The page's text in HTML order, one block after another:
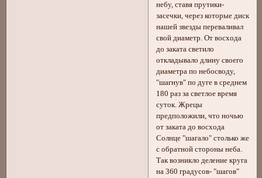
небу, ставя прутики-
засечки, через которые диск
нашей звезды переваливал
свой диаметр. От восхода
до заката светило
откладывало длину своего
диаметра по небосводу,
"шагнув" по дуге в среднем
180 раз за светлое время
суток. Жрецы
предположили, что ночью
от заката до восхода
Солнце "шагало" столько же
с обратной стороны неба.
Так возникло деление круга
на 360 градусов- "шагов"